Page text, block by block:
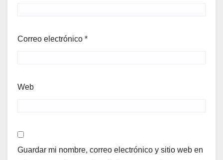
Correo electrónico *
Web
Guardar mi nombre, correo electrónico y sitio web en